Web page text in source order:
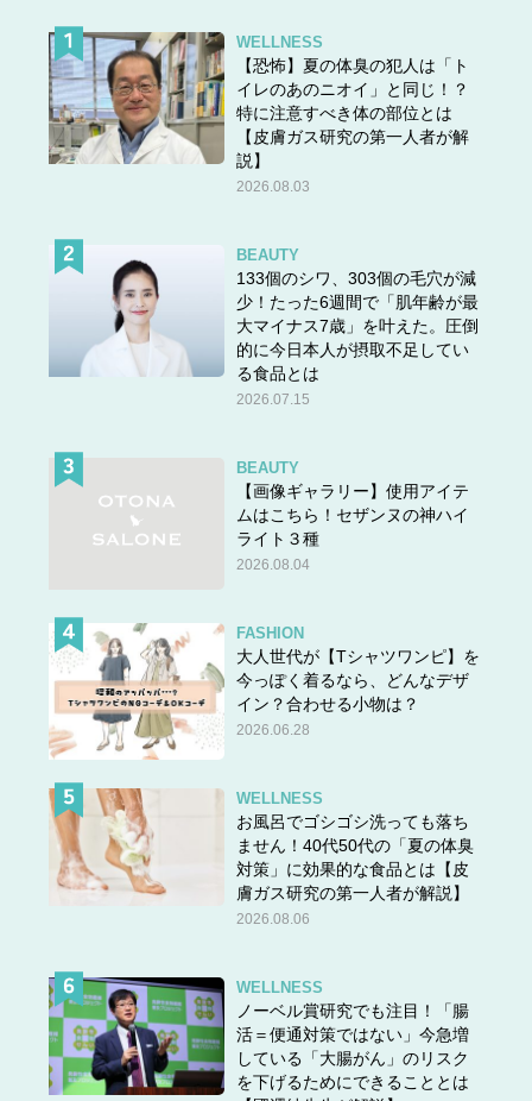
WELLNESS
【恐怖】夏の体臭の犯人は「ト
イレのあのニオイ」と同じ！？
特に注意すべき体の部位とは
【皮膚ガス研究の第一人者が解
説】
2026.08.03
BEAUTY
133個のシワ、303個の毛穴が減
少！たった6週間で「肌年齢が最
大マイナス7歳」を叶えた。圧倒
的に今日本人が摂取不足してい
る食品とは
2026.07.15
BEAUTY
【画像ギャラリー】使用アイテ
ムはこちら！セザンヌの神ハイ
ライト３種
2026.08.04
FASHION
大人世代が【Tシャツワンピ】を
今っぽく着るなら、どんなデザ
イン？合わせる小物は？
2026.06.28
WELLNESS
お風呂でゴシゴシ洗っても落ち
ません！40代50代の「夏の体臭
対策」に効果的な食品とは【皮
膚ガス研究の第一人者が解説】
2026.08.06
WELLNESS
ノーベル賞研究でも注目！「腸
活＝便通対策ではない」今急増
している「大腸がん」のリスク
を下げるためにできることとは